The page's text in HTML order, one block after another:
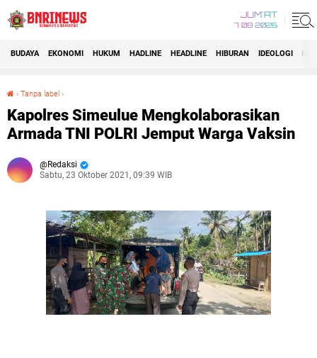
JUM'AT
7 08 2026
BUDAYA EKONOMI HUKUM HADLINE HEADLINE HIBURAN IDEOLOGI
› Tanpa label ›
Kapolres Simeulue Mengkolaborasikan
Armada TNI POLRI Jemput Warga Vaksin
Redaksi
Sabtu, 23 Oktober 2021, 09:39 WIB